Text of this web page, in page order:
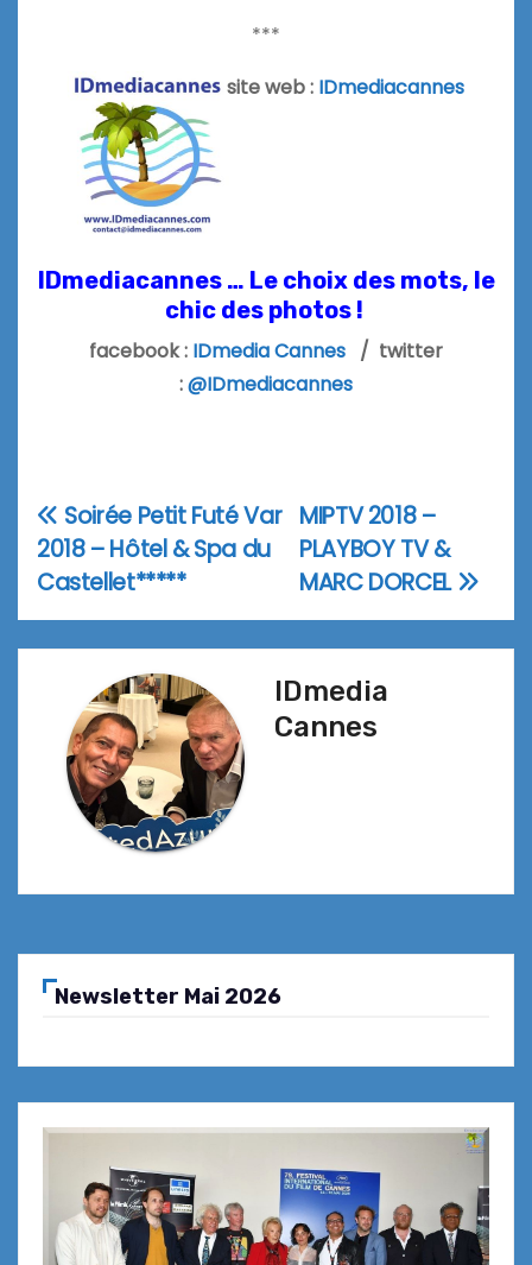
***
site web : IDmediacannes
IDmediacannes … Le choix des mots, le
chic des photos !
facebook : IDmedia Cannes / twitter
:@IDmediacannes
Navigation
de
l’article
MIPTV 2018 –
PLAYBOY TV &
MARC DORCEL
Soirée Petit Futé Var
2018 – Hôtel & Spa du
Castellet*****
IDmedia
Cannes
Newsletter Mai 2026